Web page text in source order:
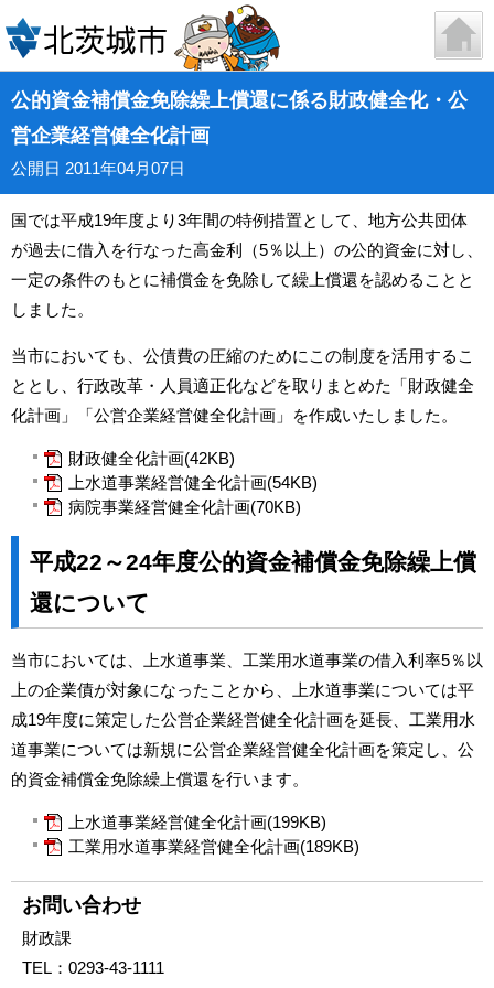
公的資金補償金免除繰上償還に係る財政健全化・公
営企業経営健全化計画
公開日 2011年04月07日
国では平成19年度より3年間の特例措置として、地方公共団体
が過去に借入を行なった高金利（5％以上）の公的資金に対し、
一定の条件のもとに補償金を免除して繰上償還を認めることと
しました。
当市においても、公債費の圧縮のためにこの制度を活用するこ
ととし、行政改革・人員適正化などを取りまとめた「財政健全
化計画」「公営企業経営健全化計画」を作成いたしました。
財政健全化計画(42KB)
上水道事業経営健全化計画(54KB)
病院事業経営健全化計画(70KB)
平成22～24年度公的資金補償金免除繰上償
還について
当市においては、上水道事業、工業用水道事業の借入利率5％以
上の企業債が対象になったことから、上水道事業については平
成19年度に策定した公営企業経営健全化計画を延長、工業用水
道事業については新規に公営企業経営健全化計画を策定し、公
的資金補償金免除繰上償還を行います。
上水道事業経営健全化計画(199KB)
工業用水道事業経営健全化計画(189KB)
お問い合わせ
財政課
TEL： 0293-43-1111